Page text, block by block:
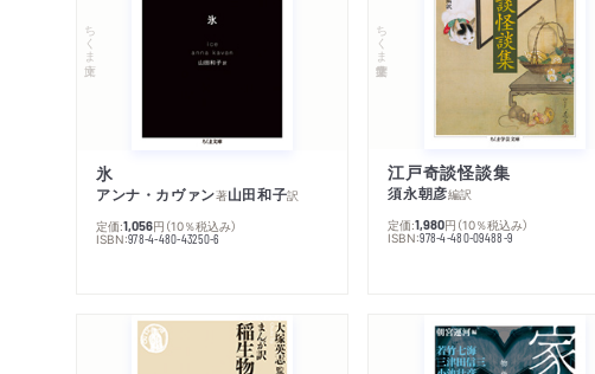
ちくま文庫
氷
アンナ・カヴァン著山田和子訳
定価:1,056円 （10％税込み）
ISBN:978-4-480-43250-6
ちくま学芸文庫
江戸奇談怪談集
須永朝彦編訳
定価:1,980円 （10％税込み）
ISBN:978-4-480-09488-9